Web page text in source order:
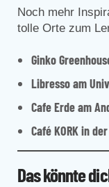
Noch mehr
tolle Orte zum
Ginko
Libressoam
Cafe Erdeam
Café KORKin
Das könnte